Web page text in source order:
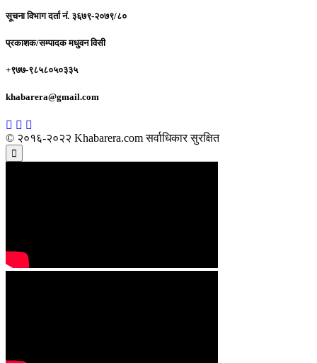
सूचना विभाग दर्ता नं. ३६७९-२०७९/८०
प्रकाशक/सम्पादकमधुवन विसी
+९७७-९८५८०५०३३५
khabarera@gmail.com
© २०१६-२०२२ Khabarera.com सर्वाधिकार सुरक्षित